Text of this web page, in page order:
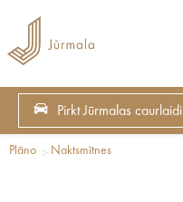
Pirkt Jūrmalas caurlaidi
Plāno Naktsmītnes